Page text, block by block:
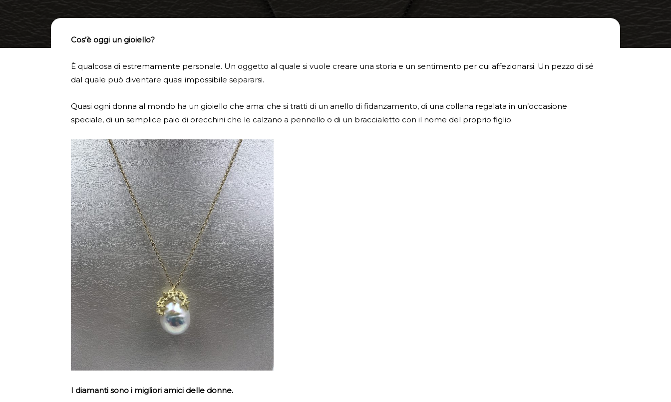
Cos’è oggi un gioiello?
È qualcosa di estremamente personale. Un oggetto al quale si vuole creare una storia e un sentimento per cui affezionarsi. Un pezzo di sé
dal quale può diventare quasi impossibile separarsi.
Quasi ogni donna al mondo ha un gioiello che ama: che si tratti di un anello di fidanzamento, di una collana regalata in un’occasione
speciale, di un semplice paio di orecchini che le calzano a pennello o di un braccialetto con il nome del proprio figlio.
I diamanti sono i migliori amici delle donne.